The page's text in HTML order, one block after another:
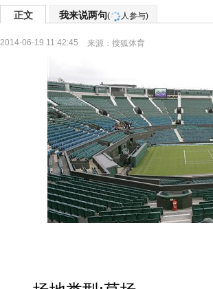
正文 我来说两句( 人参与)
2014-06-19 11:42:45 来源： 搜狐体育